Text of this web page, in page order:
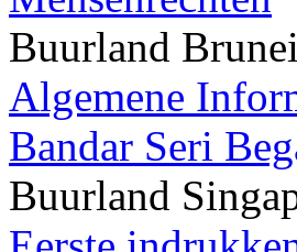
Buurland Brunei
Algemene
Bandar Seri
Buurland